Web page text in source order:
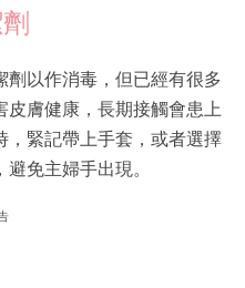
劑以作消毒，但已經有很多
膚健康，長期接觸會患上
，緊記帶上手套，或者選擇
免主婦手出現。